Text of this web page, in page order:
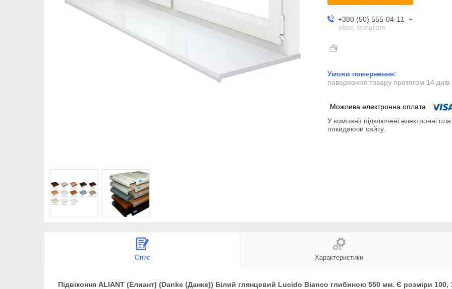
+380 (50) 555-04-11
viber, telegram
повернення товару протягом 14 днів
У компанії підключені електронні
покидаючи сайту.
Опис Характеристики
Підвіконня ALIANT (Елиант) (Danke (Данке)) Білий глянцевий Lucido Bianco глибиною 550 мм. Є розміри 100,